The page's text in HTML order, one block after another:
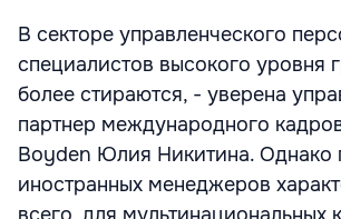
В секторе управленческого
специалистов высокого уровня
более стираются, - уверена
партнер международного
Boyden Юлия Никитина. Однако
иностранных менеджеров